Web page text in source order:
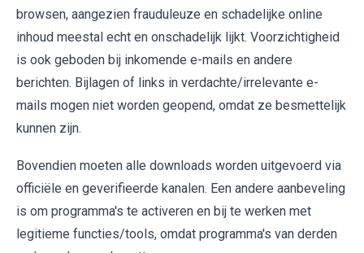
browsen, aangezien frauduleuze en schadelijke online
inhoud meestal echt en onschadelijk lijkt. Voorzichtigheid
is ook geboden bij inkomende e-mails en andere
berichten. Bijlagen of links in verdachte/irrelevante e-
mails mogen niet worden geopend, omdat ze besmettelijk
kunnen zijn.
Bovendien moeten alle downloads worden uitgevoerd via
officiële en geverifieerde kanalen. Een andere aanbeveling
is om programma's te activeren en bij te werken met
legitieme functies/tools, omdat programma's van derden